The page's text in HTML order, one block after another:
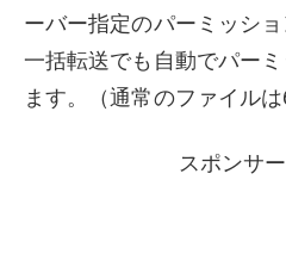
ーバー指定のパーミッシ
一括転送でも自動でパー
ます。（通常のファイルは
スポンサ